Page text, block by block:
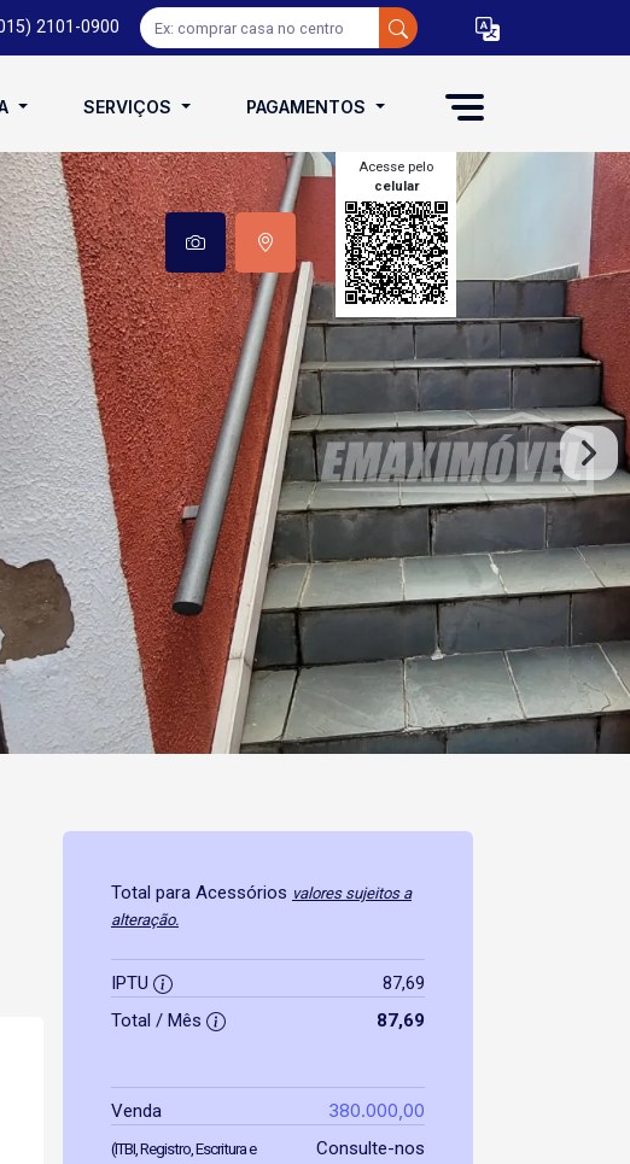
2101-0900
SERVIÇOS PAGAMENTOS
Acesse pelo
celular
Total para Acessórios valores sujeitos a
alteração.
IPTU
87,69
Total / Mês
87,69
Venda 380.000,00
(ITBI, Registro, Escritura e
Consulte-nos